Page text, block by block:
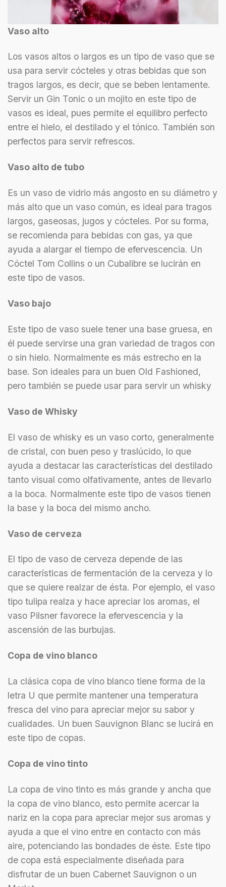
Vaso alto
Los vasos altos o largos es un tipo de vaso que se
usa para servir cócteles y otras bebidas que son
tragos largos, es decir, que se beben lentamente.
Servir un Gin Tonic o un mojito en este tipo de
vasos es ideal, pues permite el equilibro perfecto
entre el hielo, el destilado y el tónico. También son
perfectos para servir refrescos.
Vaso alto de tubo
Es un vaso de vidrio más angosto en su diámetro y
más alto que un vaso común, es ideal para tragos
largos, gaseosas, jugos y cócteles. Por su forma,
se recomienda para bebidas con gas, ya que
ayuda a alargar el tiempo de efervescencia. Un
Cóctel Tom Collins o un Cubalibre se lucirán en
este tipo de vasos.
Vaso bajo
Este tipo de vaso suele tener una base gruesa, en
él puede servirse una gran variedad de tragos con
o sin hielo. Normalmente es más estrecho en la
base. Son ideales para un buen Old Fashioned,
pero también se puede usar para servir un whisky
Vaso de Whisky
El vaso de whisky es un vaso corto, generalmente
de cristal, con buen peso y traslúcido, lo que
ayuda a destacar las características del destilado
tanto visual como olfativamente, antes de llevarlo
a la boca. Normalmente este tipo de vasos tienen
la base y la boca del mismo ancho.
Vaso de cerveza
El tipo de vaso de cerveza depende de las
características de fermentación de la cerveza y lo
que se quiere realzar de ésta. Por ejemplo, el vaso
tipo tulipa realza y hace apreciar los aromas, el
vaso Pilsner favorece la efervescencia y la
ascensión de las burbujas.
Copa de vino blanco
La clásica copa de vino blanco tiene forma de la
letra U que permite mantener una temperatura
fresca del vino para apreciar mejor su sabor y
cualidades. Un buen Sauvignon Blanc se lucirá en
este tipo de copas.
Copa de vino tinto
La copa de vino tinto es más grande y ancha que
la copa de vino blanco, esto permite acercar la
nariz en la copa para apreciar mejor sus aromas y
ayuda a que el vino entre en contacto con más
aire, potenciando las bondades de éste. Este tipo
de copa está especialmente diseñada para
disfrutar de un buen Cabernet Sauvignon o un